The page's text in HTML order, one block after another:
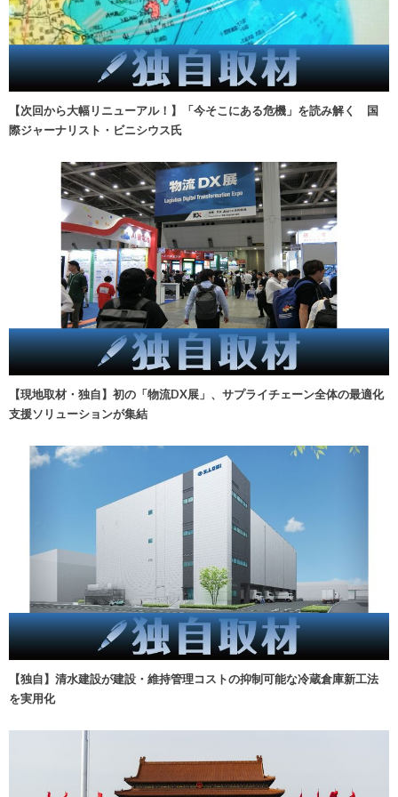
【次回から大幅リニューアル！】「今そこにある危機」を読み解く 国
際ジャーナリスト・ビニシウス氏
【現地取材・独自】初の「物流DX展」、サプライチェーン全体の最適化
支援ソリューションが集結
【独自】清水建設が建設・維持管理コストの抑制可能な冷蔵倉庫新工法
を実用化